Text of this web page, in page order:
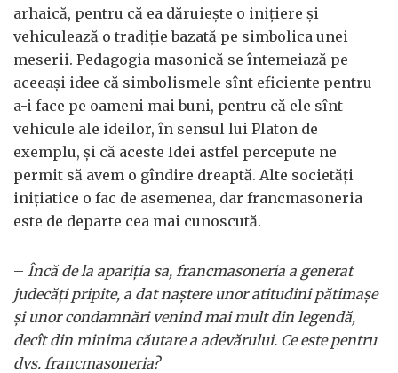
arhaică, pentru că ea dăruieşte o iniţiere şi
vehiculează o tradiţie bazată pe simbolica unei
meserii. Pedagogia masonică se întemeiază pe
aceeaşi idee că simbolismele sînt eficiente pentru
a-i face pe oameni mai buni, pentru că ele sînt
vehicule ale ideilor, în sensul lui Platon de
exemplu, şi că aceste Idei astfel percepute ne
permit să avem o gîndire dreaptă. Alte societăţi
iniţiatice o fac de asemenea, dar francmasoneria
este de departe cea mai cunoscută.
– Încă de la apariţia sa, francmasoneria a generat
judecăţi pripite, a dat naştere unor atitudini pătimaşe
şi unor condamnări venind mai mult din legendă,
decît din minima căutare a adevărului. Ce este pentru
dvs. francmasoneria?